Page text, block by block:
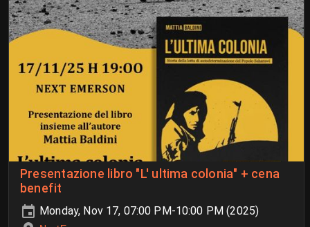
Presentazione libro "L' ultima colonia" + cena
benefit
Monday, Nov 17, 07:00 PM-10:00 PM (2025)